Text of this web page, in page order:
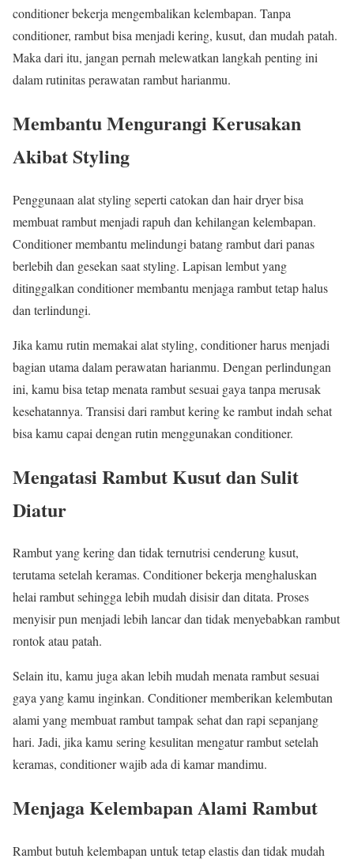
conditioner bekerja mengembalikan kelembapan. Tanpa
conditioner, rambut bisa menjadi kering, kusut, dan mudah patah.
Maka dari itu, jangan pernah melewatkan langkah penting ini
dalam rutinitas perawatan rambut harianmu.
Membantu Mengurangi Kerusakan
Akibat Styling
Penggunaan alat styling seperti catokan dan hair dryer bisa
membuat rambut menjadi rapuh dan kehilangan kelembapan.
Conditioner membantu melindungi batang rambut dari panas
berlebih dan gesekan saat styling. Lapisan lembut yang
ditinggalkan conditioner membantu menjaga rambut tetap halus
dan terlindungi.
Jika kamu rutin memakai alat styling, conditioner harus menjadi
bagian utama dalam perawatan harianmu. Dengan perlindungan
ini, kamu bisa tetap menata rambut sesuai gaya tanpa merusak
kesehatannya. Transisi dari rambut kering ke rambut indah sehat
bisa kamu capai dengan rutin menggunakan conditioner.
Mengatasi Rambut Kusut dan Sulit
Diatur
Rambut yang kering dan tidak ternutrisi cenderung kusut,
terutama setelah keramas. Conditioner bekerja menghaluskan
helai rambut sehingga lebih mudah disisir dan ditata. Proses
menyisir pun menjadi lebih lancar dan tidak menyebabkan rambut
rontok atau patah.
Selain itu, kamu juga akan lebih mudah menata rambut sesuai
gaya yang kamu inginkan. Conditioner memberikan kelembutan
alami yang membuat rambut tampak sehat dan rapi sepanjang
hari. Jadi, jika kamu sering kesulitan mengatur rambut setelah
keramas, conditioner wajib ada di kamar mandimu.
Menjaga Kelembapan Alami Rambut
Rambut butuh kelembapan untuk tetap elastis dan tidak mudah